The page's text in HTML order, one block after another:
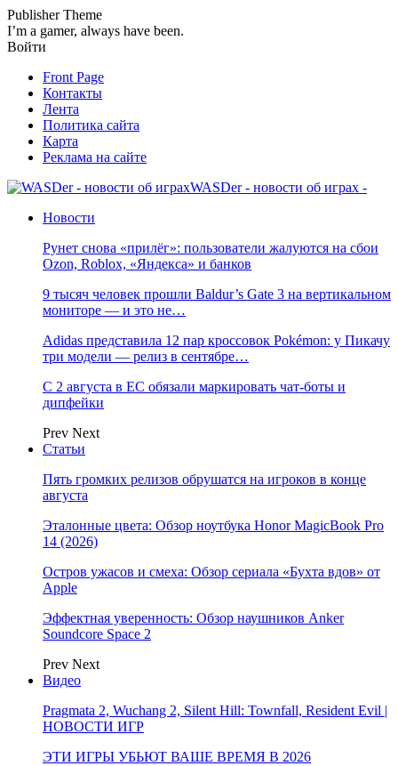
Publisher Theme
I’m a gamer, always have been.
Войти
Front Page
Контакты
Лента
Политика сайта
Карта
Реклама на сайте
WASDer - новости об играх -
Новости
Рунет снова «прилёг»: пользователи жалуются на сбои
Ozon, Roblox, «Яндекса» и банков
9 тысяч человек прошли Baldur’s Gate 3 на вертикальном
мониторе — и это не…
Adidas представила 12 пар кроссовок Pokémon: у Пикачу
три модели — релиз в сентябре…
С 2 августа в ЕС обязали маркировать чат-боты и
дипфейки
Prev Next
Статьи
Пять громких релизов обрушатся на игроков в конце
августа
Эталонные цвета: Обзор ноутбука Honor MagicBook Pro
14 (2026)
Остров ужасов и смеха: Обзор сериала «Бухта вдов» от
Apple
Эффектная уверенность: Обзор наушников Anker
Soundcore Space 2
Prev Next
Видео
Pragmata 2, Wuchang 2, Silent Hill: Townfall, Resident Evil |
НОВОСТИ ИГР
ЭТИ ИГРЫ УБЬЮТ ВАШЕ ВРЕМЯ В 2026